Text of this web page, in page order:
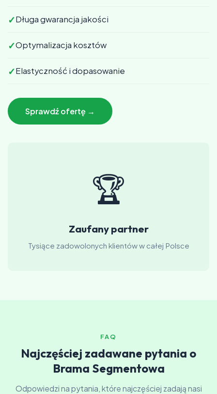
✓Długa gwarancja jakości
✓Optymalizacja kosztów
✓Elastyczność i dopasowanie
Sprawdź ofertę →
🏆
Zaufany partner
Tysiące zadowolonych klientów w całej Polsce
FAQ
Najczęściej zadawane pytania o
Brama Segmentowa
Odpowiedzi na pytania, które najczęściej zadają nasi